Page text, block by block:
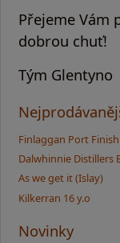
Přejeme Vám
dobrou chuť!
Tým Glentyno
Finlaggan Port Finish
Dalwhinnie Distillers
As we get it (Islay)
Kilkerran 16 y.o
Novinky